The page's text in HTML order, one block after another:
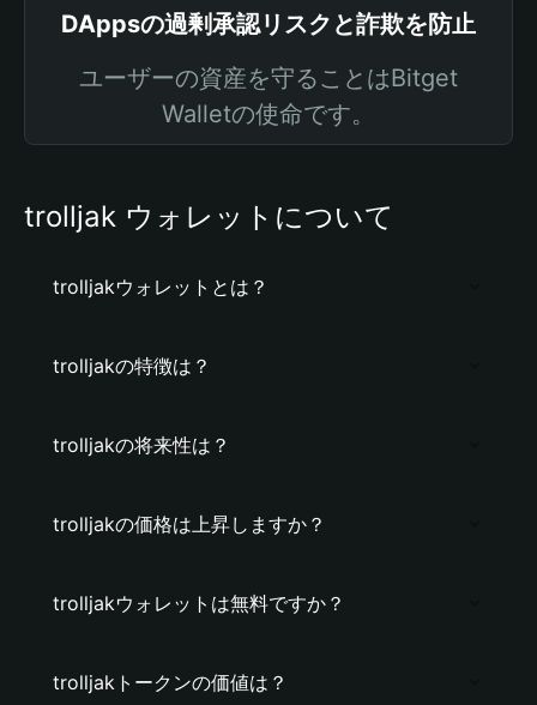
DAppsの過剰承認リスクと詐欺を防止
ユーザーの資産を守ることはBitget
Walletの使命です。
trolljak ウォレットについて
trolljakウォレットとは？
trolljakの特徴は？
trolljakの将来性は？
trolljakの価格は上昇しますか？
trolljakウォレットは無料ですか？
trolljakトークンの価値は？